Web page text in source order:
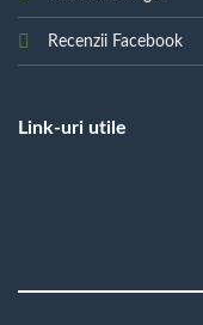
Recenzii Facebook
Link-uri utile